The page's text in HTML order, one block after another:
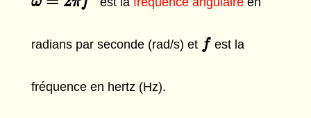
radians par seconde (rad/s) et f
f est la
fréquence en hertz (Hz).